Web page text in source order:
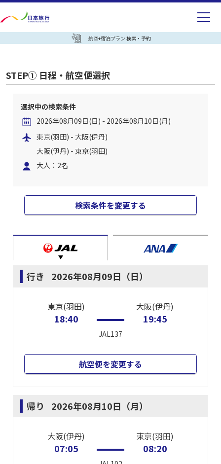
航空+宿泊プラン 検索・予約
STEP① 日程・航空便選択
選択中の検索条件
2026年08月09日(日) - 2026年08月10日(月)
東京(羽田) - 大阪(伊丹)
大阪(伊丹) - 東京(羽田)
大人：2名
検索条件を変更する
行き 2026年08月09日（日）
東京(羽田)
18:40
JAL137
大阪(伊丹)
19:45
航空便を変更する
帰り 2026年08月10日（月）
大阪(伊丹)
07:05
東京(羽田)
08:20